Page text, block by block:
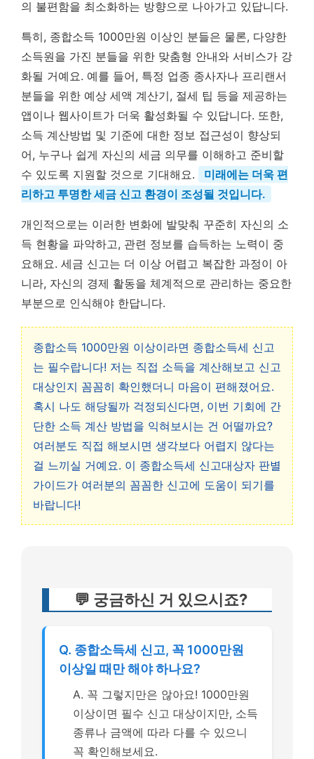
의 불편함을 최소화하는 방향으로 나아가고 있답니다.
특히, 종합소득 1000만원 이상인 분들은 물론, 다양한
소득원을 가진 분들을 위한 맞춤형 안내와 서비스가 강
화될 거예요. 예를 들어, 특정 업종 종사자나 프리랜서
분들을 위한 예상 세액 계산기, 절세 팁 등을 제공하는
앱이나 웹사이트가 더욱 활성화될 수 있답니다. 또한,
소득 계산방법 및 기준에 대한 정보 접근성이 향상되
어, 누구나 쉽게 자신의 세금 의무를 이해하고 준비할
수 있도록 지원할 것으로 기대해요.
미래에는 더욱 편
리하고 투명한 세금 신고 환경이 조성될 것입니다.
개인적으로는 이러한 변화에 발맞춰 꾸준히 자신의 소
득 현황을 파악하고, 관련 정보를 습득하는 노력이 중
요해요. 세금 신고는 더 이상 어렵고 복잡한 과정이 아
니라, 자신의 경제 활동을 체계적으로 관리하는 중요한
부분으로 인식해야 한답니다.
종합소득 1000만원 이상이라면 종합소득세 신고
는 필수랍니다! 저는 직접 소득을 계산해보고 신고
대상인지 꼼꼼히 확인했더니 마음이 편해졌어요.
혹시 나도 해당될까 걱정되신다면, 이번 기회에 간
단한 소득 계산 방법을 익혀보시는 건 어떨까요?
여러분도 직접 해보시면 생각보다 어렵지 않다는
걸 느끼실 거예요. 이 종합소득세 신고대상자 판별
가이드가 여러분의 꼼꼼한 신고에 도움이 되기를
바랍니다!
💬 궁금하신 거 있으시죠?
Q. 종합소득세 신고, 꼭 1000만원
이상일 때만 해야 하나요?
A. 꼭 그렇지만은 않아요! 1000만원
이상이면 필수 신고 대상이지만, 소득
종류나 금액에 따라 다를 수 있으니
꼭 확인해보세요.